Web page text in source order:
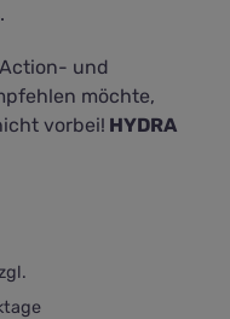
und
möchte,
vorbei! HYDRA